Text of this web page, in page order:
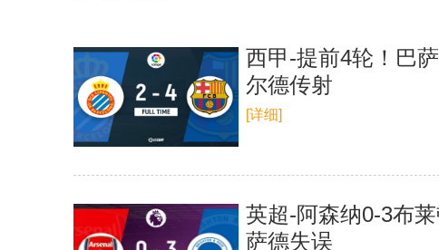
西甲-提前4轮！巴
尔德传射
[详细]
英超-阿森纳0-3布
萨德失误